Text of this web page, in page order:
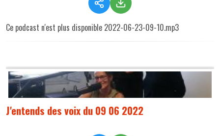
Ce podcast n'est plus disponible 2022-06-23-09-10.mp3
J'entends des voix du 09 06 2022